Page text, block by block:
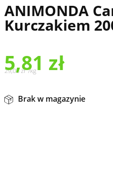
ANIMONDA
Kurczakiem
5,81 zł
29,05zł /kg
Brak w magazynie